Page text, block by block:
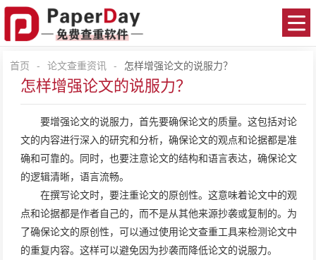
首页 - 论文查重资讯 - 怎样增强论文的说服力？
怎样增强论文的说服力？
要增强论文的说服力，首先要确保论文的质量。这包括对论
文的内容进行深入的研究和分析，确保论文的观点和论据都是准
确和可靠的。同时，也要注意论文的结构和语言表达，确保论文
的逻辑清晰，语言流畅。
在撰写论文时，要注重论文的原创性。这意味着论文中的观
点和论据都是作者自己的，而不是从其他来源抄袭或复制的。为
了确保论文的原创性，可以通过使用论文查重工具来检测论文中
的重复内容。这样可以避免因为抄袭而降低论文的说服力。